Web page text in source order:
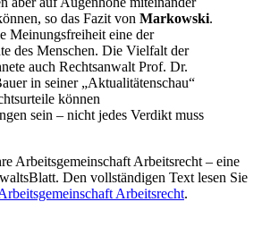
so das Fazit von Markowski.
Meinungsfreiheit eine der
des Menschen. Die Vielfalt der
auch Rechtsanwalt Prof. Dr.
in seiner „Aktualitätenschau“
können
sein – nicht jedes Verdikt muss
Arbeitsgemeinschaft Arbeitsrecht – eine
Den vollständigen Text lesen Sie
Arbeitsrecht.